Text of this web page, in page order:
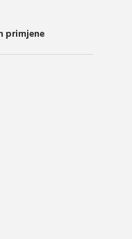
primjene